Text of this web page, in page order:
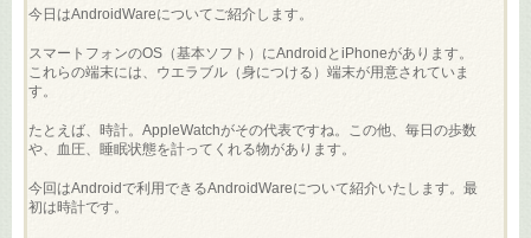
今日はAndroidWareについてご紹介します。
スマートフォンのOS（基本ソフト）にAndroidとiPhoneがあります。
これらの端末には、ウエラブル（身につける）端末が用意されていま
す。
たとえば、時計。AppleWatchがその代表ですね。この他、毎日の歩数
や、血圧、睡眠状態を計ってくれる物があります。
今回はAndroidで利用できるAndroidWareについて紹介いたします。最
初は時計です。